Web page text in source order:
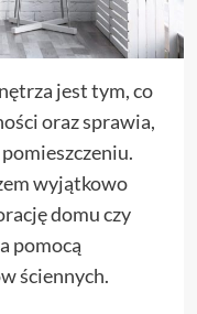
jest tym, co
oraz sprawia,
wyjątkowo
domu czy
pomocą
ściennych.